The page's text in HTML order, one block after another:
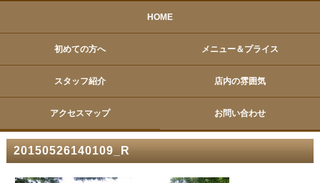
HOME
初めての方へ メニュー＆プライス
スタッフ紹介 店内の雰囲気
アクセスマップ お問い合わせ
20150526140109_R